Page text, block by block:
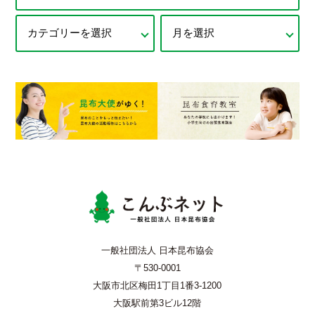
一般社団法人 日本昆布協会
〒530-0001
大阪市北区梅田1丁目1番3-1200
大阪駅前第3ビル12階